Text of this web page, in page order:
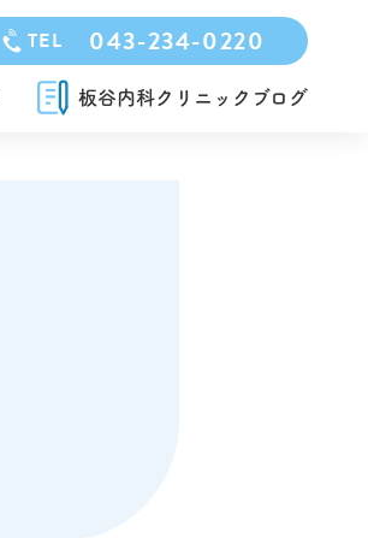
TEL 043-234-0220
板谷内科クリニックブログ